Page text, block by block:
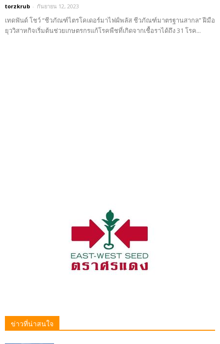
torzkrub - กันยายน 12, 2023
เทดฟันด์ โชว์ “ชีวภัณฑ์ไตรโคเดอร์มาไฟฝ์พลัส ชีวภัณฑ์มาตรฐานสากล” ฝีมือ
ยุววิสาหกิจเริ่มต้นช่วยเกษตรกรแก้โรคพืชที่เกิดจากเชื้อราได้ถึง 31 โรค...
ข่าวที่น่าสนใจ